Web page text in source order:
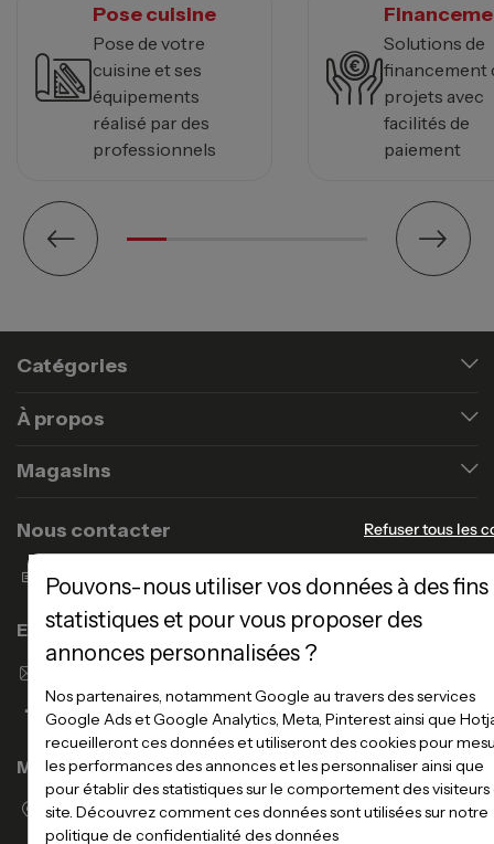
Pose cuisine
Pose de votre
cuisine et ses
équipements
réalisé par des
professionnels
Solutions de
financement
projets avec
facilités de
paiement
Catégories
À propos
Magasins
Nous contacter
Formulaire de contact
Enseigne Atlas Home
Envoyer un email
Magasins
Voir la liste des magasins
Refuser tous les
Pouvons-nous utiliser vos données à des fins
statistiques et pour vous proposer des
annonces personnalisées ?
Nos partenaires, notamment Google au travers des services
Google Ads et Google Analytics, Meta, Pinterest ainsi que
recueilleront ces données et utiliseront des cookies pour
les performances des annonces et les personnaliser ainsi que
pour établir des statistiques sur le comportement des visiteurs
site. Découvrez comment ces données sont utilisées sur notre
politique de confidentialité des données